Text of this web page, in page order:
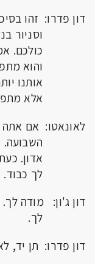
דון פדרו: זהו
וסניור
כולכם.
והוא
אותנו
אלא
לאונאטו: אם
השבועה.
אדון.
לך כבוד.
דון ג'ון: מודה
לך.
דון פדרו: תן יד,